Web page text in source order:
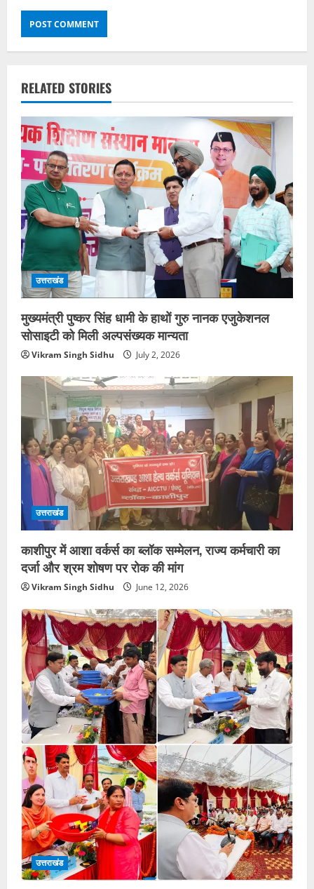
RELATED STORIES
उत्तराखंड
मुख्यमंत्री पुष्कर सिंह धामी के हाथों गुरु नानक एजुकेशनल
सोसाइटी को मिली अल्पसंख्यक मान्यता
Vikram Singh Sidhu July 2, 2026
उत्तराखंड
काशीपुर में आशा वर्कर्स का ब्लॉक सम्मेलन, राज्य कर्मचारी का
दर्जा और श्रम शोषण पर रोक की मांग
Vikram Singh Sidhu June 12, 2026
उत्तराखंड